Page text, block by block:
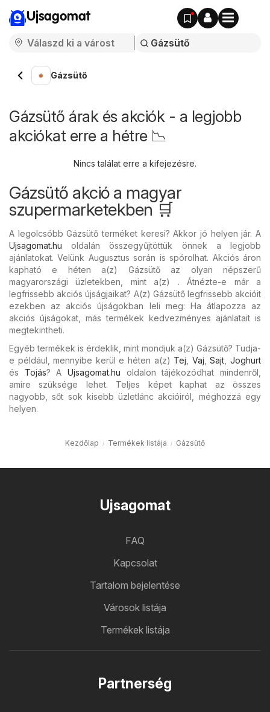
Ujsagomat
Gázsütő
Gázsütő árak és akciók - a legjobb
akciókat erre a hétre 📉
Nincs találat erre a kifejezésre.
Gázsütő akció a magyar
szupermarketekben 🛒
A legolcsóbb Gázsütő terméket keresi? Akkor jó helyen jár. A
Ujsagomat.hu oldalán összegyűjtöttük önnek a legjobb
ajánlatokat. Velünk Augusztus során is spórolhat. Akciós áron
kapható e héten a(z) Gázsütő az olyan népszerű
magyarországi üzletekben, mint a(z) . Átnézte-e már a
legfrissebb akciós újságjaikat? A(z) Gázsütő legfrissebb akcióit
ezekben az akciós újságokban leli meg: Ha átlapozza az
akciós újságokat, más termékek kedvezményes ajánlatait is
megtekintheti.
Egyéb termékek is érdeklik, mint mondjuk a(z) Gázsütő? Tudja-
e például, mennyibe kerül e héten a(z) Tej Vaj ,Sajt ,Joghurt
és Tojás? AUjsagomat.hu oldalon tájékozódhat mindenről,
amire szüksége lehet. Teljes képet kaphat az összes
nagyobb, sőt sok kisebb üzletlánc akcióiról, méghozzá egy
helyen.
Kezdőlap Termékek listája Gázsütő
Ujsagomat
FAQ
Kapcsolat
Tartalom bejelentése
Városok listája
Termékek listája
Partnerség